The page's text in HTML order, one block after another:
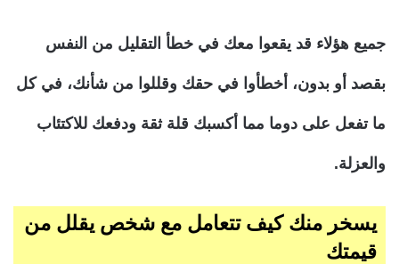
جميع هؤلاء قد يقعوا معك في خطأ التقليل من النفس
بقصد أو بدون، أخطأوا في حقك وقللوا من شأنك، في كل
ما تفعل على دوما مما أكسبك قلة ثقة ودفعك للاكتئاب
والعزلة.
يسخر منك كيف تتعامل مع شخص يقلل من
قيمتك